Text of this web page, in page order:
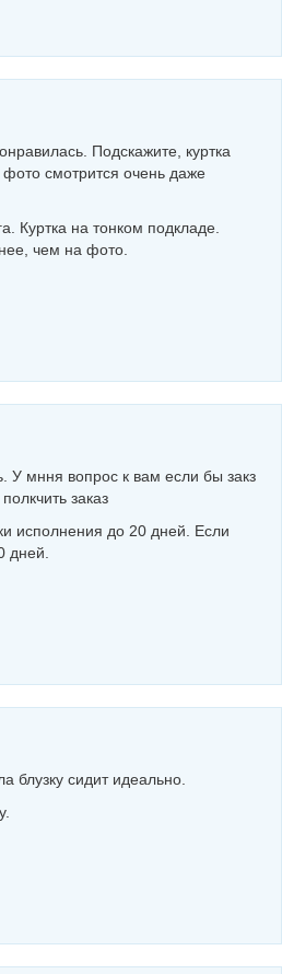
Подскажите, куртка
смотрится очень даже
Куртка на тонком подкладе.
чем на фото.
У мння вопрос к вам если бы закз
заказ
исполнения до 20 дней. Если
дней.
блузку сидит идеально.